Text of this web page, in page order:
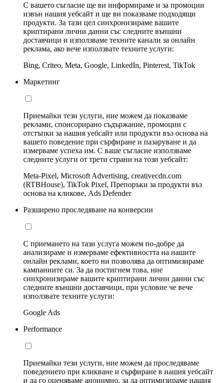
С вашето съгласие ще ви информираме и за промоции
извън нашия уебсайт и ще ви показваме подходящи
продукти. За тази цел синхронизираме вашите
криптирани лични данни със следните външни
доставчици и използваме техните канали за онлайн
реклама, ако вече използвате техните услуги:
Bing, Criteo, Meta, Google, LinkedIn, Pinterest, TikTok
Маркетинг
Приемайки тези услуги, ние можем да показваме
реклами, спонсорирано съдържание, промоции с
отстъпки за нашия уебсайт или продукти въз основа на
вашето поведение при сърфиране и пазаруване и да
измерваме успеха им. С ваше съгласие използваме
следните услуги от трети страни на този уебсайт:
Meta-Pixel, Microsoft Advertising, creativecdn.com
(RTBHouse), TikTok Pixel, Препоръки за продукти въз
основа на кликове, Ads Defender
Разширено проследяване на конверсии
С приемането на тази услуга можем по-добре да
анализираме и измерваме ефективността на нашите
онлайн реклами, което ни позволява да оптимизираме
кампаниите си. За да постигнем това, ние
синхронизираме вашите криптирани лични данни със
следните външни доставчици, при условие че вече
използвате техните услуги:
Google Ads
Performance
Приемайки тези услуги, ние можем да проследяваме
поведението при кликване и сърфиране в нашия уебсайт
и да го оценяваме анонимно, за да оптимизираме нашия